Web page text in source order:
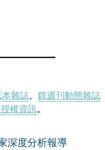
雜誌、 鏡週刊動態雜誌
權資訊。
深度分析報導